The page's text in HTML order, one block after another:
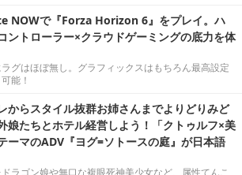
NOWで『Forza Horizon 6』をプレイ。ハ
ントローラー×クラウドゲーミングの底力を体
グはほぼ無し。グラフィックスはもちろん最高設定
能！
からスタイル抜群お姉さんまでよりどりみど
娘たちとホテル経営しよう！「クトゥルフ×美
ーマのADV『ヨグ=ソトースの庭』が日本語